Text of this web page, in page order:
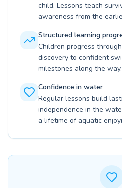
child. Lessons teach
awareness from the
Structured learning
Children progress
discovery to confident
milestones along the way.
Confidence in water
Regular lessons build
independence in the
a lifetime of aquatic